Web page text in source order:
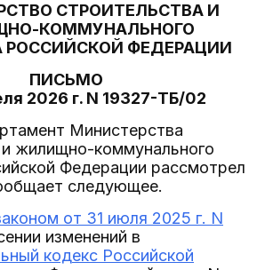
СТРОИТЕЛЬСТВА И
КОММУНАЛЬНОГО
РОССИЙСКОЙ ФЕДЕРАЦИИ
ПИСЬМО
2026 г. N 19327-ТБ/02
Министерства
и жилищно-коммунального
Федерации рассмотрел
следующее.
от 31 июля 2025 г. N
изменений в
кодекс Российской